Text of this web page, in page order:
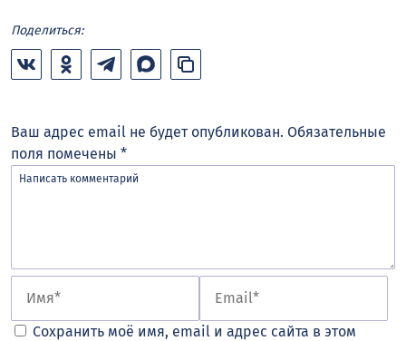
Поделиться:
Ваш адрес email не будет опубликован. Обязательные
поля помечены *
Сохранить моё имя, email и адрес сайта в этом